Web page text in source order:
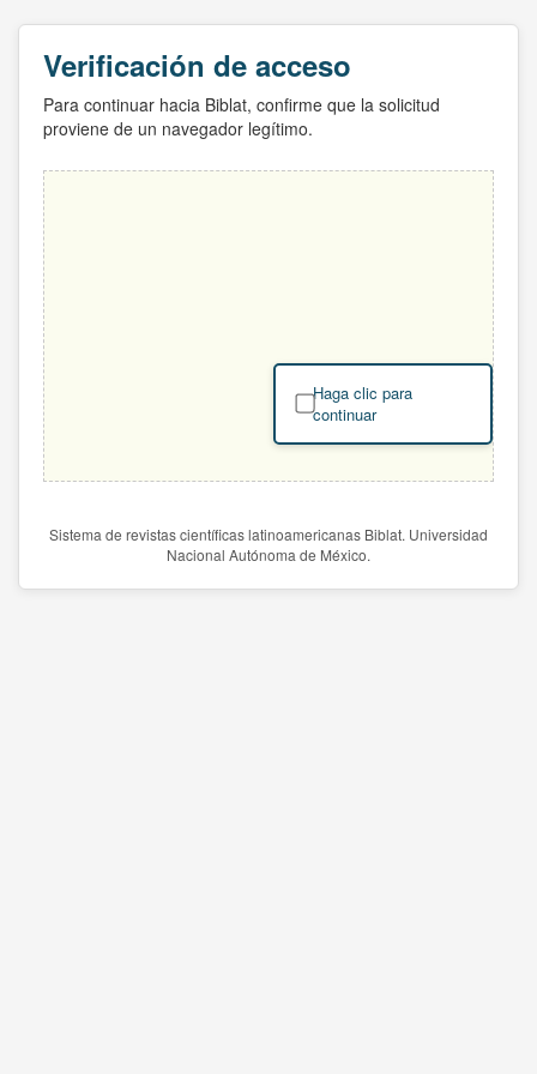
Verificación de acceso
Para continuar hacia Biblat, confirme que la solicitud
proviene de un navegador legítimo.
Haga clic para
continuar
Sistema de revistas científicas latinoamericanas Biblat. Universidad
Nacional Autónoma de México.